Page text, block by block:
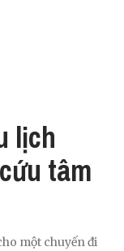
lịch
tâm
một chuyến đi